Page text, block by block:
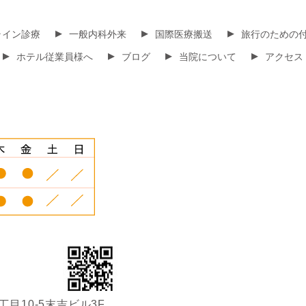
ン診療 ▸ 一般内科外来 ▸ 国際医療搬送 ▸ 旅行のための
▸ ホテル従業員様へ ▸ ブログ ▸ 当院について ▸ アクセス